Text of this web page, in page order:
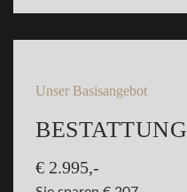
Unser Basisangebot
BESTATTUNG
€ 2.995,-